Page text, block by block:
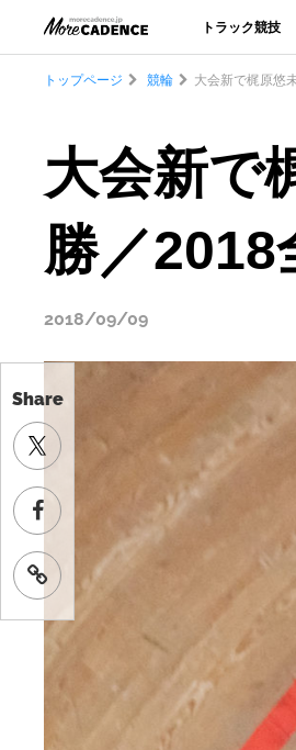
トラック競技
Share
トップページ 競輪 大会新で梶原悠
大会新で
勝／2018
2018/09/09